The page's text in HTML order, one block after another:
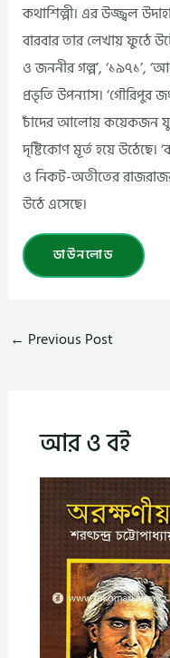
কথাশিল্পী। এর উজ্জ্বল
বারবার তার লেখায় ফুঠে
ও জননীর গল্প’, ‘১৯৭১’,
প্রভৃতি উপন্যাস। ‘গৌরিপুর
চাঁদের আলোয় কয়েকজন
দৃষ্টিকোণ মূর্ত হয়ে উঠেছে।
ও নিকট-অতীতের
উঠে এসেছে।
ডাউনলোড
← Previous Post
আর ও বই